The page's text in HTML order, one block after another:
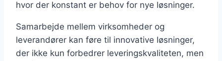
hvor der konstant er behov for nye løsninger.
Samarbejde mellem virksomheder og
leverandører kan føre til innovative løsninger,
der ikke kun forbedrer leveringskvaliteten, men